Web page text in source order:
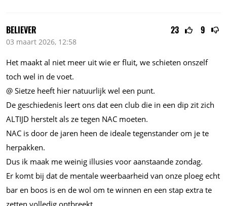
23 9
BELIEVER
03 maart 2026, 12:58
Het maakt al niet meer uit wie er fluit, we schieten onszelf
toch wel in de voet.
@ Sietze heeft hier natuurlijk wel een punt.
De geschiedenis leert ons dat een club die in een dip zit zich
ALTIJD herstelt als ze tegen NAC moeten.
NAC is door de jaren heen de ideale tegenstander om je te
herpakken.
Dus ik maak me weinig illusies voor aanstaande zondag.
Er komt bij dat de mentale weerbaarheid van onze ploeg echt
bar en boos is en de wol om te winnen en een stap extra te
zetten volledig ontbreekt.